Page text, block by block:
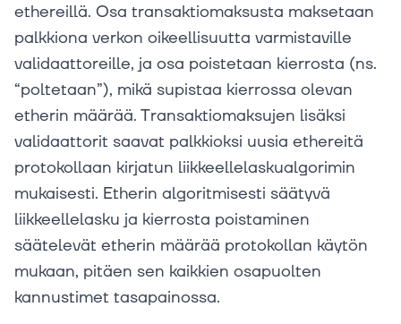
ethereillä. Osa transaktiomaksusta maksetaan
palkkiona verkon oikeellisuutta varmistaville
validaattoreille, ja osa poistetaan kierrosta (ns.
“poltetaan”), mikä supistaa kierrossa olevan
etherin määrää. Transaktiomaksujen lisäksi
validaattorit saavat palkkioksi uusia ethereitä
protokollaan kirjatun liikkeellelaskualgorimin
mukaisesti. Etherin algoritmisesti säätyvä
liikkeellelasku ja kierrosta poistaminen
säätelevät etherin määrää protokollan käytön
mukaan, pitäen sen kaikkien osapuolten
kannustimet tasapainossa.